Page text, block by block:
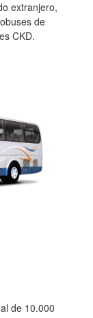
extranjero,
de
CKD.
de 10.000